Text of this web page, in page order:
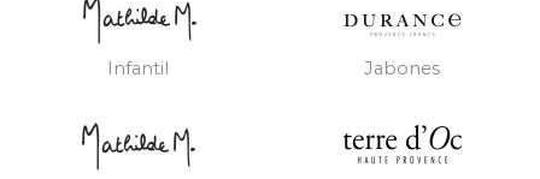
Infantil Jabones